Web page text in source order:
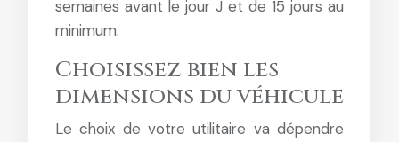
semaines avant le jour J et de 15 jours au
minimum.
Choisissez bien les
dimensions du véhicule
Le choix de votre utilitaire va dépendre